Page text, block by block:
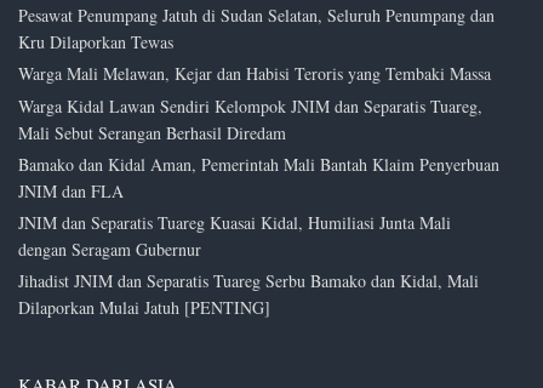
Pesawat Penumpang Jatuh di Sudan Selatan, Seluruh Penumpang dan
Kru Dilaporkan Tewas
Warga Mali Melawan, Kejar dan Habisi Teroris yang Tembaki Massa
Warga Kidal Lawan Sendiri Kelompok JNIM dan Separatis Tuareg,
Mali Sebut Serangan Berhasil Diredam
Bamako dan Kidal Aman, Pemerintah Mali Bantah Klaim Penyerbuan
JNIM dan FLA
JNIM dan Separatis Tuareg Kuasai Kidal, Humiliasi Junta Mali
dengan Seragam Gubernur
Jihadist JNIM dan Separatis Tuareg Serbu Bamako dan Kidal, Mali
Dilaporkan Mulai Jatuh [PENTING]